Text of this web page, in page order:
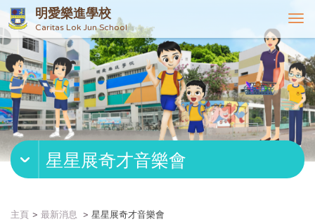
明愛樂進學校
Caritas Lok Jun School
T
o
g
g
l
e
n
v
g
星星展奇才音樂會
主頁 最新消息 星星展奇才音樂會